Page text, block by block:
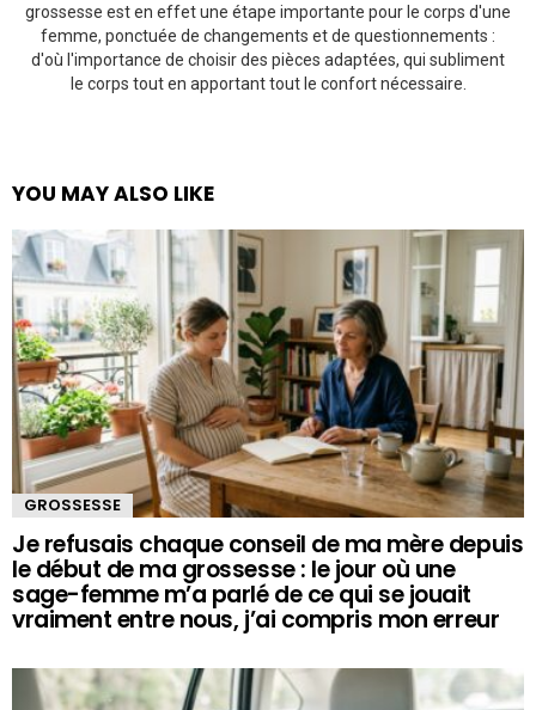
grossesse est en effet une étape importante pour le corps d'une
femme, ponctuée de changements et de questionnements :
d'où l'importance de choisir des pièces adaptées, qui subliment
le corps tout en apportant tout le confort nécessaire.
YOU MAY ALSO LIKE
GROSSESSE
Je refusais chaque conseil de ma mère depuis
le début de ma grossesse : le jour où une
sage-femme m’a parlé de ce qui se jouait
vraiment entre nous, j’ai compris mon erreur